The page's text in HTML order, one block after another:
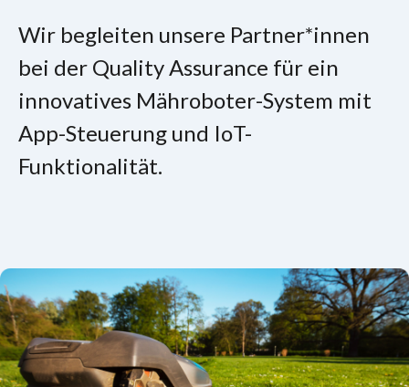
Wir begleiten unsere Partner*innen
bei der Quality Assurance für ein
innovatives Mähroboter-System mit
App-Steuerung und IoT-
Funktionalität.